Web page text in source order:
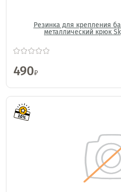
Резинка для крепления
металлический крюк
490₽